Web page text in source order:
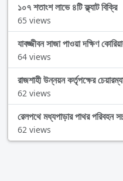
১০৭ শতাংশ লাভে ৪টি ফ্ল্যাট বিক্রি
65 views
যাবজ্জীবন সাজা পাওয়া দক্ষিণ
64 views
রাজশাহী উন্নয়ন কর্তৃপক্ষের
62 views
রেলপথে মধ্যপাড়ার পাথর পরিবহন
62 views